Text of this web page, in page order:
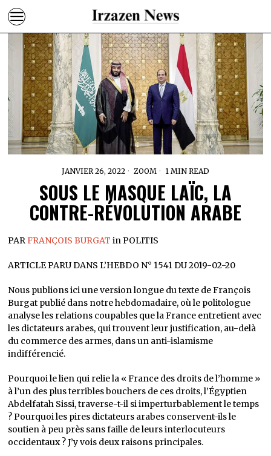
JANVIER 26, 2022 ZOOM 1 MIN READ
SOUS LE MASQUE LAÏC, LA
CONTRE-RÉVOLUTION ARABE
PARFRANÇOIS BURGAT in POLITIS
ARTICLE PARU DANS L’HEBDO N° 1541 DU 2019-02-20
Nous publions ici une version longue du texte de François
Burgat publié dans notre hebdomadaire, où le politologue
analyse les relations coupables que la France entretient avec
les dictateurs arabes, qui trouvent leur justification, au-delà
du commerce des armes, dans un anti-islamisme
indifférencié.
Pourquoi le lien qui relie la « France des droits de l’homme »
à l’un des plus terribles bouchers de ces droits, l’Égyptien
Abdelfatah Sissi, traverse-t-il si imperturbablement le temps
? Pourquoi les pires dictateurs arabes conservent-ils le
soutien à peu près sans faille de leurs interlocuteurs
occidentaux ? J’y vois deux raisons principales.